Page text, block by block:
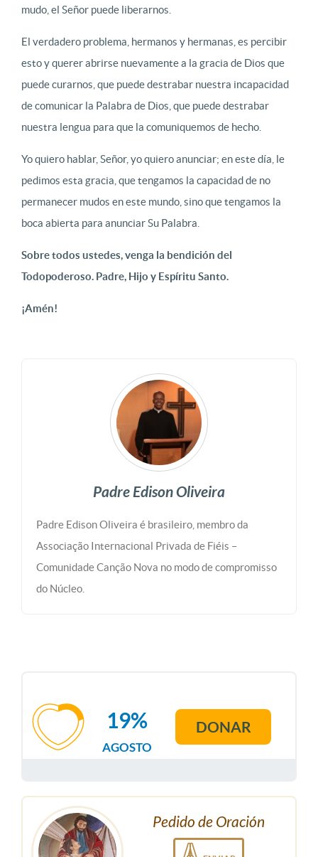
mudo, el Señor puede liberarnos.
El verdadero problema, hermanos y hermanas, es percibir
esto y querer abrirse nuevamente a la gracia de Dios que
puede curarnos, que puede destrabar nuestra incapacidad
de comunicar la Palabra de Dios, que puede destrabar
nuestra lengua para que la comuniquemos de hecho.
Yo quiero hablar, Señor, yo quiero anunciar; en este día, le
pedimos esta gracia, que tengamos la capacidad de no
permanecer mudos en este mundo, sino que tengamos la
boca abierta para anunciar Su Palabra.
Sobre todos ustedes, venga la bendición del
Todopoderoso. Padre, Hijo y Espíritu Santo.
¡Amén!
Padre Edison Oliveira
Padre Edison Oliveira é brasileiro, membro da
Associação Internacional Privada de Fiéis –
Comunidade Canção Nova no modo de compromisso
do Núcleo.
AGOSTO
19% DONAR
Pedido de Oración